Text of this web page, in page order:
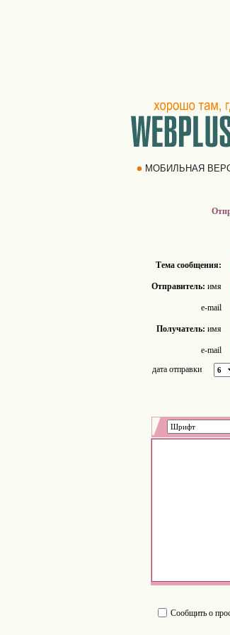
МОБИЛЬНАЯ
Тема сообщения:
Отправитель: имя
e-mail
Получатель: имя
e-mail
дата отправки
Сообщить о